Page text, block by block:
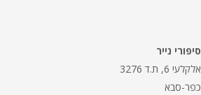
סיפורי נייר
אלקלעי 6, ת.ד 3276
כפר-סבא